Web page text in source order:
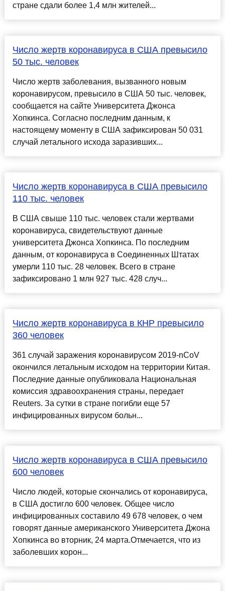
стране сдали более 1,4 млн жителей...
Число жертв коронавируса в США превысило
50 тыс. человек
Число жертв заболевания, вызванного новым
коронавирусом, превысило в США 50 тыс. человек,
сообщается на сайте Университета Джонса
Хопкинса. Согласно последним данным, к
настоящему моменту в США зафиксирован 50 031
случай летального исхода заразивших...
Число жертв коронавируса в США превысило
110 тыс. человек
В США свыше 110 тыс. человек стали жертвами
коронавируса, свидетельствуют данные
университета Джонса Хопкинса. По последним
данным, от коронавируса в Соединенных Штатах
умерли 110 тыс. 28 человек. Всего в стране
зафиксировано 1 млн 927 тыс. 428 случ...
Число жертв коронавируса в КНР превысило
360 человек
361 случай заражения коронавирусом 2019-nCoV
окончился летальным исходом на территории Китая.
Последние данные опубликовала Национальная
комиссия здравоохранения страны, передает
Reuters. За сутки в стране погибли еще 57
инфицированных вирусом больн...
Число жертв коронавируса в США превысило
600 человек
Число людей, которые скончались от коронавируса,
в США достигло 600 человек. Общее число
инфицированных составило 49 678 человек, о чем
говорят данные американского Университета Джона
Хопкинса во вторник, 24 марта.Отмечается, что из
заболевших корон...